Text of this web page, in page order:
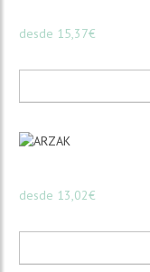
desde 15,37€
desde 13,02€